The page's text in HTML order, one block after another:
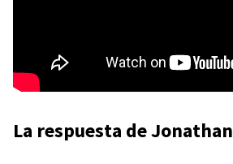
La respuesta de Jonathan